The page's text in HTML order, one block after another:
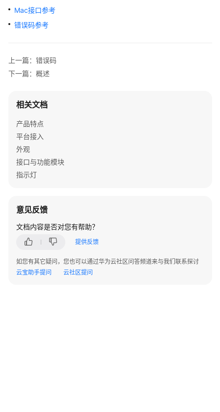
参
考
SDK
下
Android
SDK
概
变
记
录
Mac接口参考
错误码参考
上一篇：错误码
下一篇：概述
相关文档
产品特点
平台接入
外观
接口与功能模块
指示灯
意见反馈
文档内容是否对您有帮助？
提供反馈
如您有其它疑问，您也可以通过华为云社区问答频道来与我们联系探讨
云宝助手提问
云社区提问